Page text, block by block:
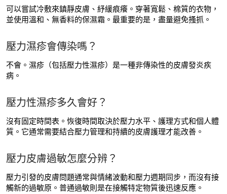
可以嘗試冷敷來鎮靜皮膚、紓緩痕癢。穿著寬鬆、棉質的衣物，
並使用溫和、無香料的保濕霜。最重要的是，盡量避免搔抓。
壓力濕疹會傳染嗎？
不會。濕疹（包括壓力性濕疹）是一種非傳染性的皮膚發炎疾
病。
壓力性濕疹多久會好？
沒有固定時間表。恢復時間取決於壓力水平、護理方式和個人體
質。它通常需要結合壓力管理和持續的皮膚護理才能改善。
壓力皮膚過敏怎麼分辨？
壓力引發的皮膚問題通常與情緒波動和壓力週期同步，而沒有接
觸新的過敏原。普通過敏則是在接觸特定物質後迅速反應。